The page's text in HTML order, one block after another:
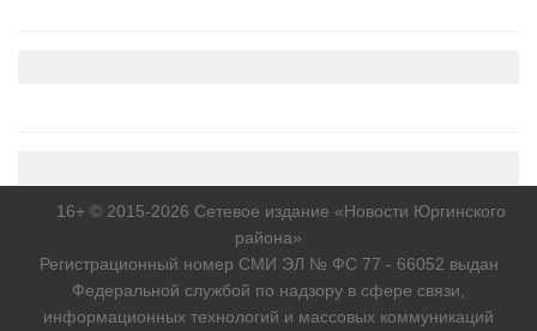
16+ © 2015-2026 Сетевое издание «Новости Юргинского
района»
Регистрационный номер СМИ ЭЛ № ФС 77 - 66052 выдан
Федеральной службой по надзору в сфере связи,
информационных технологий и массовых коммуникаций